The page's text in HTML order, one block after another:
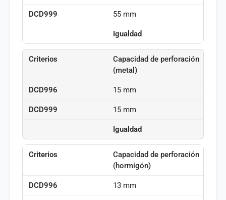
55 mm
Igualdad
Capacidad de perforación
(metal)
15 mm
15 mm
Igualdad
Capacidad de perforación
(hormigón)
13 mm